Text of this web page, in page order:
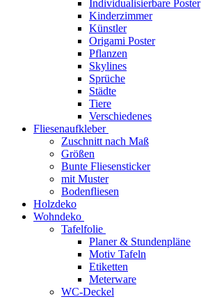
Individualisierbare Poster
Kinderzimmer
Künstler
Origami Poster
Pflanzen
Skylines
Sprüche
Städte
Tiere
Verschiedenes
Fliesenaufkleber
Zuschnitt nach Maß
Größen
Bunte Fliesensticker
mit Muster
Bodenfliesen
Holzdeko
Wohndeko
Tafelfolie
Planer & Stundenpläne
Motiv Tafeln
Etiketten
Meterware
WC-Deckel